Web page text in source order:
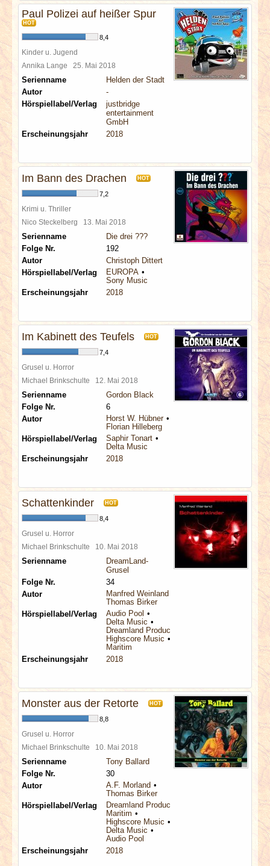
Paul Polizei auf heißer Spur
HOT
8,4
Kinder u. Jugend
Annika Lange 25. Mai 2018
Serienname
Helden der Stadt
Autor
-
Hörspiellabel/Verlag
justbridge
entertainment
GmbH
Erscheinungsjahr
2018
Im Bann des Drachen HOT
7,2
Krimi u. Thriller
Nico Steckelberg 13. Mai 2018
Serienname
Die drei ???
Folge Nr.
192
Autor
Christoph Dittert
Hörspiellabel/Verlag
EUROPA
Sony Music
Erscheinungsjahr
2018
Im Kabinett des Teufels HOT
7,4
Grusel u. Horror
Michael Brinkschulte 12. Mai 2018
Serienname
Gordon Black
Folge Nr.
6
Autor
Horst W. Hübner
Florian Hilleberg
Hörspiellabel/Verlag
Saphir Tonart
Delta Music
Erscheinungsjahr
2018
Schattenkinder HOT
8,4
Grusel u. Horror
Michael Brinkschulte 10. Mai 2018
Serienname
DreamLand-
Grusel
Folge Nr.
34
Autor
Manfred Weinland
Thomas Birker
Hörspiellabel/Verlag
Audio Pool
Delta Music
Dreamland Productions
Highscore Music
Maritim
Erscheinungsjahr
2018
Monster aus der Retorte HOT
8,8
Grusel u. Horror
Michael Brinkschulte 10. Mai 2018
Serienname
Tony Ballard
Folge Nr.
30
Autor
A.F. Morland
Thomas Birker
Hörspiellabel/Verlag
Dreamland Productions
Maritim
Highscore Music
Delta Music
Audio Pool
Erscheinungsjahr
2018